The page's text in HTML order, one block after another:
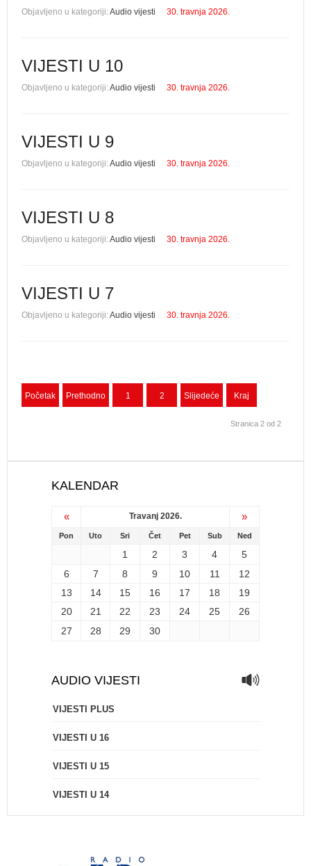
Objavljeno u kategoriji:Audio vijesti 30. travnja 2026.
VIJESTI U 10
Objavljeno u kategoriji:Audio vijesti 30. travnja 2026.
VIJESTI U 9
Objavljeno u kategoriji:Audio vijesti 30. travnja 2026.
VIJESTI U 8
Objavljeno u kategoriji:Audio vijesti 30. travnja 2026.
VIJESTI U 7
Objavljeno u kategoriji:Audio vijesti 30. travnja 2026.
Početak Prethodno 1 2 Slijedeće Kraj
Stranica 2 od 2
KALENDAR
« Travanj 2026. »
Pon Uto Sri Čet Pet Sub Ned
1 2 3 4
5
6
7 8 9 10 11
12
13
14 15 16 17 18
19
20
21 22 23 24 25
26
27
28 29 30
AUDIO VIJESTI
VIJESTI PLUS
VIJESTI U 16
VIJESTI U 15
VIJESTI U 14